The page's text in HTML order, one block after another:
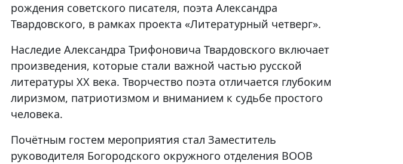
рождения советского писателя, поэта Александра
Твардовского, в рамках проекта «Литературный четверг».
Наследие Александра Трифоновича Твардовского включает
произведения, которые стали важной частью русской
литературы XX века. Творчество поэта отличается глубоким
лиризмом, патриотизмом и вниманием к судьбе простого
человека.
Почётным гостем мероприятия стал Заместитель
руководителя Богородского окружного отделения ВООВ